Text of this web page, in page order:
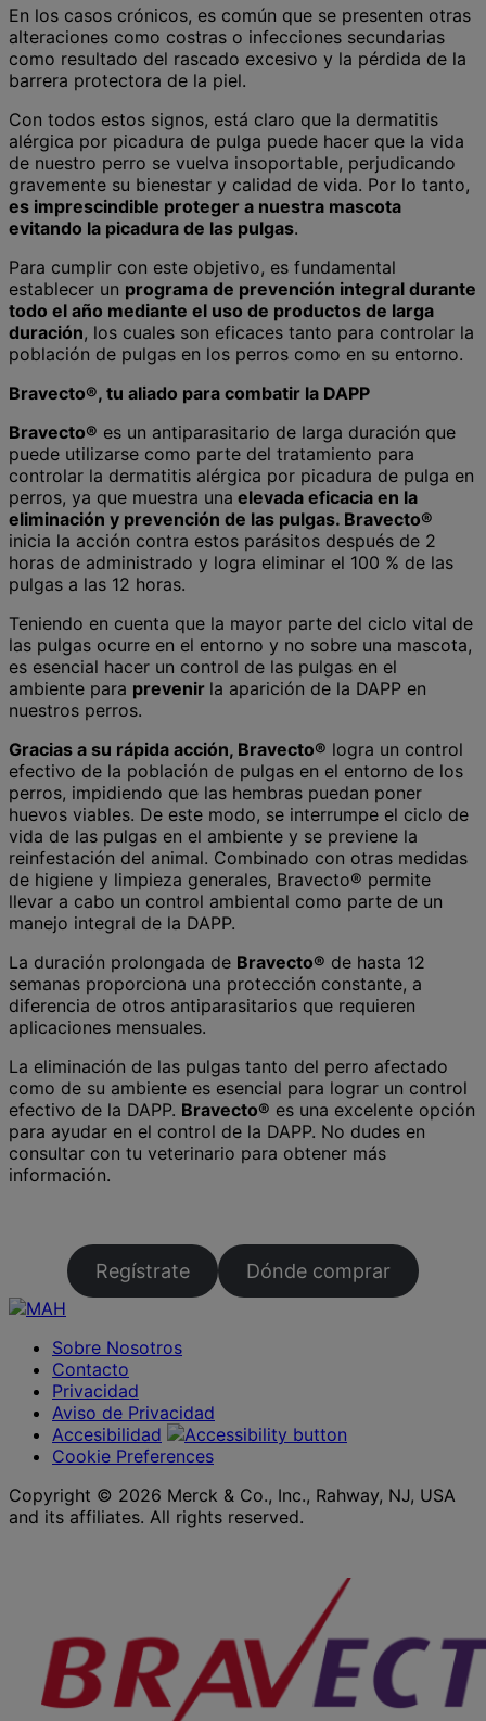
En los casos crónicos, es común que se presenten otras
alteraciones como costras o infecciones secundarias
como resultado del rascado excesivo y la pérdida de la
barrera protectora de la piel.
Con todos estos signos, está claro que la dermatitis
alérgica por picadura de pulga puede hacer que la vida
de nuestro perro se vuelva insoportable, perjudicando
gravemente su bienestar y calidad de vida. Por lo tanto,
es imprescindible proteger a nuestra mascota
evitando la picadura de las pulgas.
Para cumplir con este objetivo, es fundamental
establecer un programa de prevención integral durante
todo el año mediante el uso de productos de larga
duración, los cuales son eficaces tanto para controlar la
población de pulgas en los perros como en su entorno.
Bravecto®, tu aliado para combatir la DAPP
Bravecto® es un antiparasitario de larga duración que
puede utilizarse como parte del tratamiento para
controlar la dermatitis alérgica por picadura de pulga en
perros, ya que muestra una elevada eficacia en la
eliminación y prevención de las pulgas. Bravecto®
inicia la acción contra estos parásitos después de 2
horas de administrado y logra eliminar el 100 % de las
pulgas a las 12 horas.
Teniendo en cuenta que la mayor parte del ciclo vital de
las pulgas ocurre en el entorno y no sobre una mascota,
es esencial hacer un control de las pulgas en el
ambiente para prevenir la aparición de la DAPP en
nuestros perros.
Gracias a su rápida acción, Bravecto® logra un control
efectivo de la población de pulgas en el entorno de los
perros, impidiendo que las hembras puedan poner
huevos viables. De este modo, se interrumpe el ciclo de
vida de las pulgas en el ambiente y se previene la
reinfestación del animal. Combinado con otras medidas
de higiene y limpieza generales, Bravecto® permite
llevar a cabo un control ambiental como parte de un
manejo integral de la DAPP.
La duración prolongada de Bravecto® de hasta 12
semanas proporciona una protección constante, a
diferencia de otros antiparasitarios que requieren
aplicaciones mensuales.
La eliminación de las pulgas tanto del perro afectado
como de su ambiente es esencial para lograr un control
efectivo de la DAPP. Bravecto® es una excelente opción
para ayudar en el control de la DAPP. No dudes en
consultar con tu veterinario para obtener más
información.
Regístrate Dónde comprar
Sobre Nosotros
Contacto
Privacidad
Aviso de Privacidad
Accesibilidad
Cookie Preferences
Copyright © 2026 Merck & Co., Inc., Rahway, NJ, USA
and its affiliates. All rights reserved.